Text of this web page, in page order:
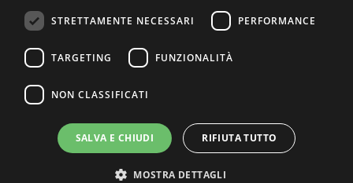
STRETTAMENTE NECESSARI PERFORMANCE
TARGETING FUNZIONALITÀ
NON CLASSIFICATI
SALVA E CHIUDI RIFIUTA TUTTO
MOSTRA DETTAGLI